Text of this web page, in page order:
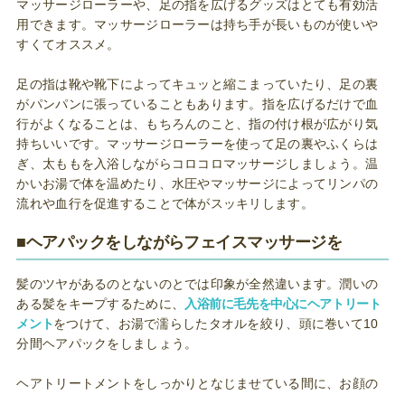
マッサージローラーや、足の指を広げるグッズはとても有効活
用できます。マッサージローラーは持ち手が長いものが使いや
すくてオススメ。
足の指は靴や靴下によってキュッと縮こまっていたり、足の裏
がパンパンに張っていることもあります。指を広げるだけで血
行がよくなることは、もちろんのこと、指の付け根が広がり気
持ちいいです。マッサージローラーを使って足の裏やふくらは
ぎ、太ももを入浴しながらコロコロマッサージしましょう。温
かいお湯で体を温めたり、水圧やマッサージによってリンパの
流れや血行を促進することで体がスッキリします。
■ヘアパックをしながらフェイスマッサージを
髪のツヤがあるのとないのとでは印象が全然違います。潤いの
ある髪をキープするために、 入浴前に毛先を中心にヘアトリート
メントをつけて、お湯で濡らしたタオルを絞り、頭に巻いて10
分間ヘアパックをしましょう。
ヘアトリートメントをしっかりとなじませている間に、お顔の